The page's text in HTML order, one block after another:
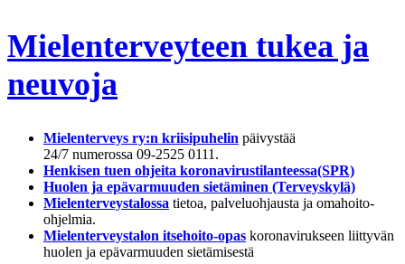
Mielenterveyteen tukea ja
neuvoja
Mielenterveys ry:n kriisipuhelin päivystää
24/7 numerossa 09-2525 0111.
Henkisen tuen ohjeita koronavirustilanteessa(SPR)
Huolen ja epävarmuuden sietäminen (Terveyskylä)
Mielenterveystalossa tietoa, palveluohjausta ja omahoito-
ohjelmia.
Mielenterveystalon itsehoito-opas koronavirukseen liittyvän
huolen ja epävarmuuden sietämisestä